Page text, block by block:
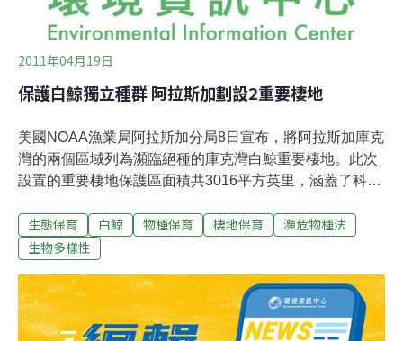
亡。屏科大
2011年04月19日
保護白鯨獨立種群 阿拉斯加劃設2重要棲地
美國NOAA漁業局阿拉斯加分局8日宣布，將阿拉斯加庫克
灣的兩個區域列為瀕臨絕種的庫克灣白鯨重要棲地。此次
設置的重要棲地保護區面積共3016平方英里，涵蓋了科學
史，此棲地劃設芻議在2009年12月時首見，當時，則是起
因於非營利機構「生物多樣性中心」對當局提出的起訴警
(Rebecca Noblin)表示：「庫克灣白鯨已有高度的滅絕危
機，規劃這些重要棲地帶給牠們極大的生存機會。漁業局
為庫克灣白鯨拋出了一條牠們急需的生命線。」科學家估
生態保育 白鯨 物種保育 棲地保育
瀕危物種法
生物多樣性